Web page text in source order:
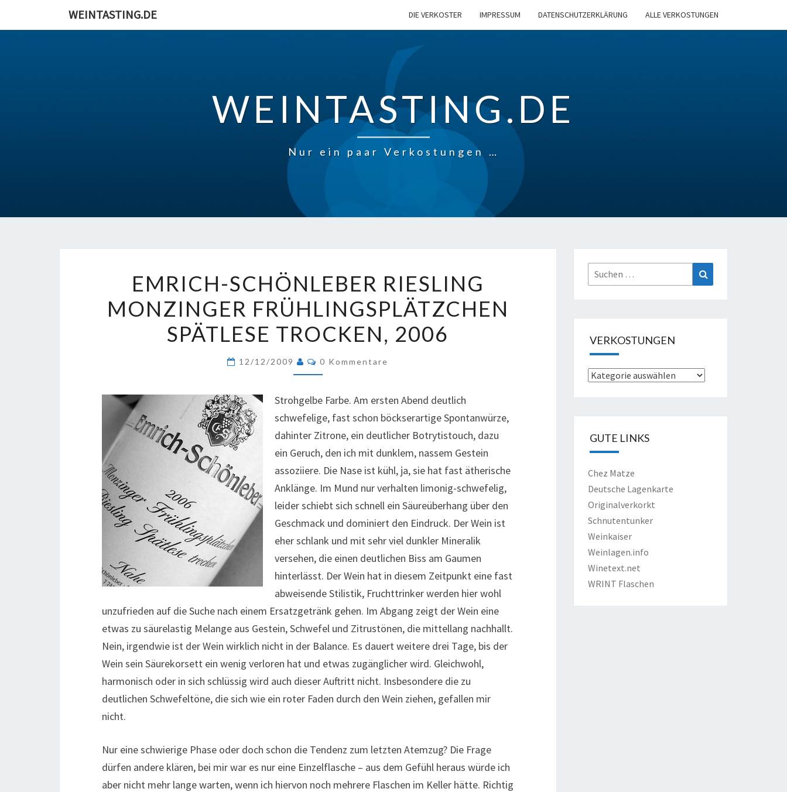
WEINTASTING.DE DIE VERKOSTER IMPRESSUM DATENSCHUTZERKLÄRUNG ALLE VERKOSTUNGEN
WEINTASTING.DE
Nur ein paar Verkostungen …
SCHÖNLEBER
RIESLING
MONZINGER
FRÜHLINGSPLÄTZCHEN
TROCKEN,
EMRICH-SCHÖNLEBER RIESLING
MONZINGER FRÜHLINGSPLÄTZCHEN
SPÄTLESE TROCKEN, 2006
12/12/2009 Kommentare
0 Kommentare
Strohgelbe Farbe. Am ersten Abend deutlich
schwefelige, fast schon böckserartige Spontanwürze,
dahinter Zitrone, ein deutlicher Botrytistouch, dazu
ein Geruch, den ich mit dunklem, nassem Gestein
assoziiere. Die Nase ist kühl, ja, sie hat fast ätherische
Anklänge. Im Mund nur verhalten limonig-schwefelig,
leider schiebt sich schnell ein Säureüberhang über den
Geschmack und dominiert den Eindruck. Der Wein ist
eher schlank und mit sehr viel dunkler Mineralik
versehen, die einen deutlichen Biss am Gaumen
hinterlässt. Der Wein hat in diesem Zeitpunkt eine fast
abweisende Stilistik, Fruchttrinker werden hier wohl
unzufrieden auf die Suche nach einem Ersatzgetränk gehen. Im Abgang zeigt der Wein eine
etwas zu säurelastig Melange aus Gestein, Schwefel und Zitrustönen, die mittellang nachhallt.
Nein, irgendwie ist der Wein wirklich nicht in der Balance. Es dauert weitere drei Tage, bis der
Wein sein Säurekorsett ein wenig verloren hat und etwas zugänglicher wird. Gleichwohl,
harmonisch oder in sich schlüssig wird auch dieser Auftritt nicht. Insbesondere die zu
deutlichen Schwefeltöne, die sich wie ein roter Faden durch den Wein ziehen, gefallen mir
nicht.
Nur eine schwierige Phase oder doch schon die Tendenz zum letzten Atemzug? Die Frage
dürfen andere klären, bei mir war es nur eine Einzelflasche – aus dem Gefühl heraus würde ich
aber nicht mehr lange warten, wenn ich hiervon noch mehrere Flaschen im Keller hätte. Richtig
Suche
nach:
VERKOSTUNGEN
Verkostungen
GUTE LINKS
Chez Matze
Deutsche Lagenkarte
Originalverkorkt
Schnutentunker
Weinkaiser
Weinlagen.info
Winetext.net
WRINT Flaschen